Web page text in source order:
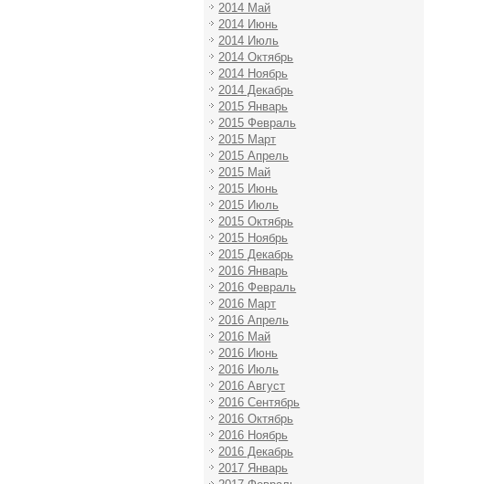
2014 Май
2014 Июнь
2014 Июль
2014 Октябрь
2014 Ноябрь
2014 Декабрь
2015 Январь
2015 Февраль
2015 Март
2015 Апрель
2015 Май
2015 Июнь
2015 Июль
2015 Октябрь
2015 Ноябрь
2015 Декабрь
2016 Январь
2016 Февраль
2016 Март
2016 Апрель
2016 Май
2016 Июнь
2016 Июль
2016 Август
2016 Сентябрь
2016 Октябрь
2016 Ноябрь
2016 Декабрь
2017 Январь